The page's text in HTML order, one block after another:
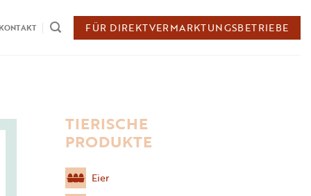
FÜR DIREKTVERMARKTUNGSBETRIEBE
TIERISCHE
PRODUKTE
Eier